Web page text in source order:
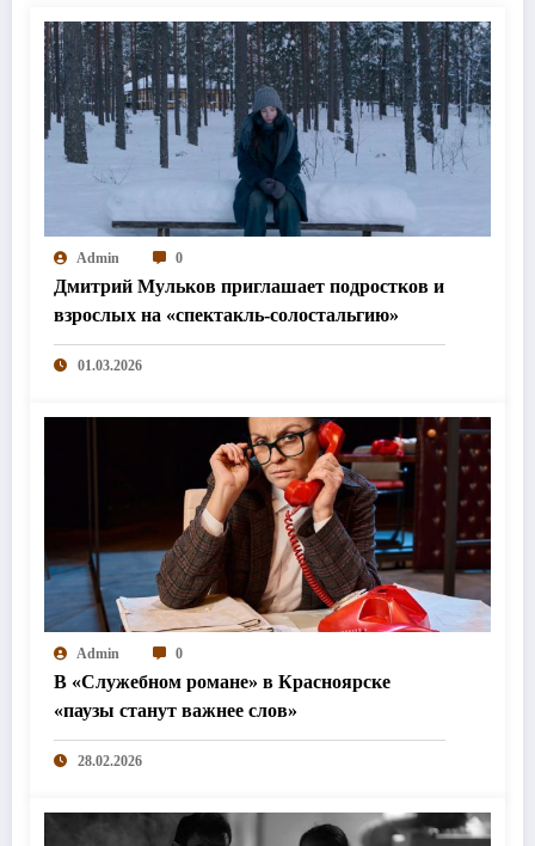
Admin 0
Дмитрий Мульков приглашает подростков и
взрослых на «спектакль-солостальгию»
01.03.2026
Admin 0
В «Служебном романе» в Красноярске
«паузы станут важнее слов»
28.02.2026